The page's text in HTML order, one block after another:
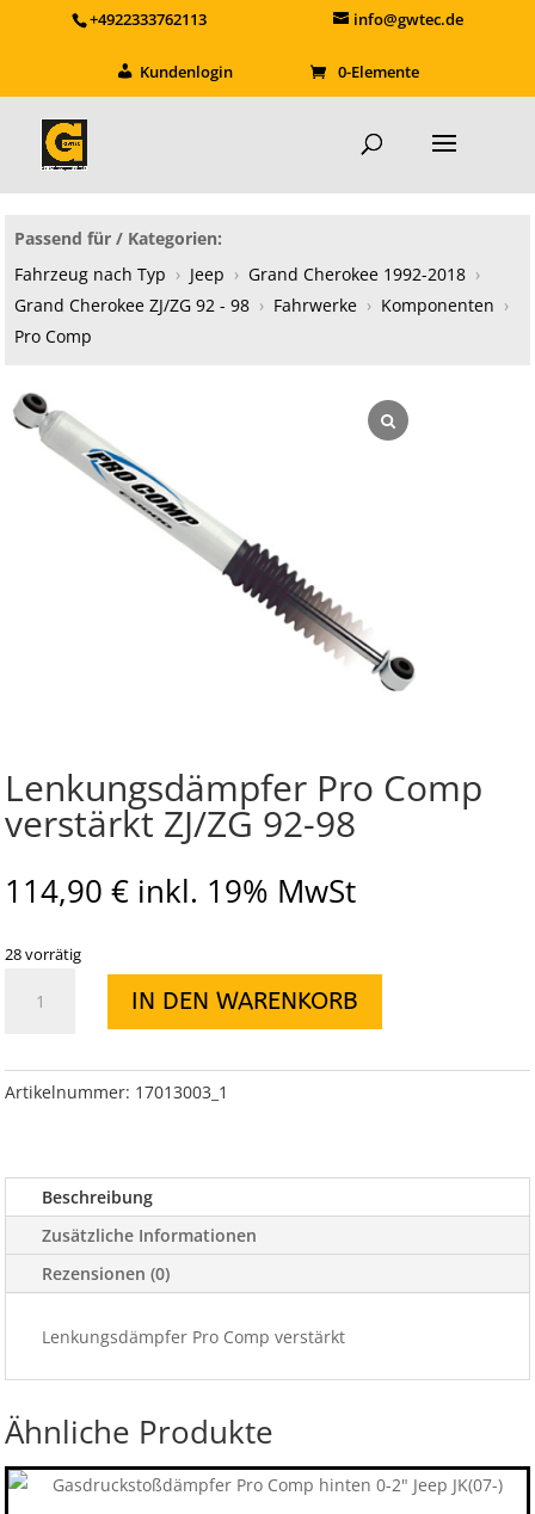
+4922333762113 info@gwtec.de
Kundenlogin 0-Elemente
Passend für / Kategorien:
Fahrzeug nach Typ › Jeep › Grand Cherokee 1992-2018 ›
Grand Cherokee ZJ/ZG 92 - 98 › Fahrwerke › Komponenten ›
Pro Comp
Lenkungsdämpfer Pro Comp
verstärkt ZJ/ZG 92-98
114,90 € inkl. 19% MwSt
28 vorrätig
Lenkungsdämpfer
ZJ/ZG
Menge
IN DEN WARENKORB
Artikelnummer: 17013003_1
Beschreibung
Zusätzliche Informationen
Rezensionen (0)
Lenkungsdämpfer Pro Comp verstärkt
Ähnliche Produkte